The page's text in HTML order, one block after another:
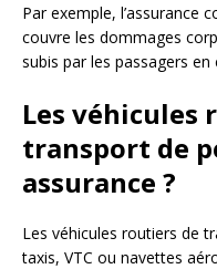
Par exemple, l’assurance
couvre les dommages
subis par les passagers en
Les véhicules
transport de
assurance ?
Les véhicules routiers de
taxis, VTC ou navettes